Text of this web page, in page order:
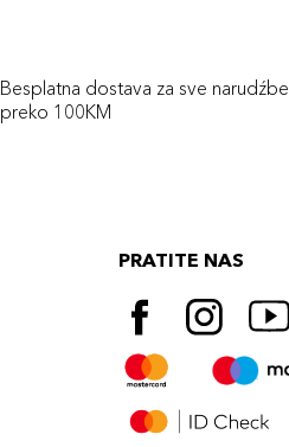
Besplatna dostava za sve narudźbe
preko 100KM
PRATITE NAS